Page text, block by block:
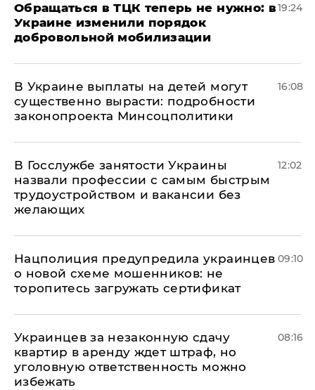
Обращаться в ТЦК теперь не нужно: в
Украине изменили порядок
добровольной мобилизации
19:24
В Украине выплаты на детей могут
существенно вырасти: подробности
законопроекта Минсоцполитики
16:08
В Госслужбе занятости Украины
назвали профессии с самым быстрым
трудоустройством и вакансии без
желающих
12:02
Нацполиция предупредила украинцев
о новой схеме мошенников: не
торопитесь загружать сертификат
09:10
Украинцев за незаконную сдачу
квартир в аренду ждет штраф, но
уголовную ответственность можно
избежать
08:16